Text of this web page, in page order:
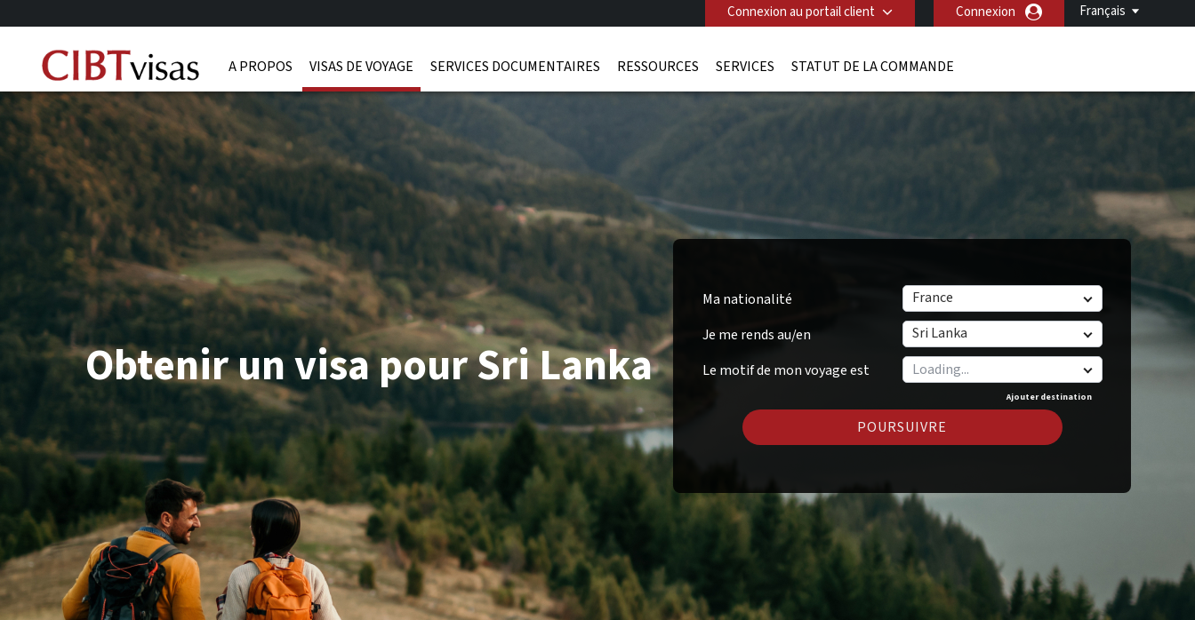
Français
Connexion au portail client Connexion
A PROPOS VISAS DE VOYAGE SERVICES DOCUMENTAIRES RESSOURCES SERVICES STATUT DE LA COMMANDE
Ma nationalité
France
Je me rends au/en
Sri Lanka
Le motif de mon voyage est
Ajouter destination
POURSUIVRE
Obtenir un visa pour Sri Lanka